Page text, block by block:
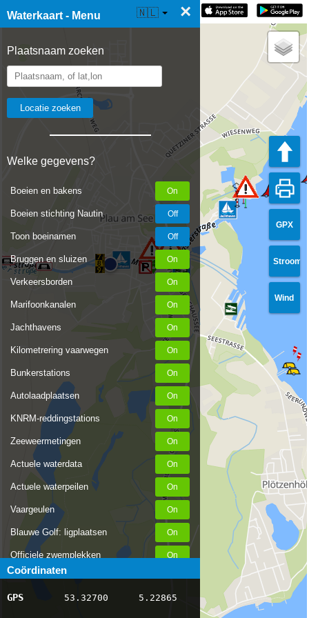
Waterkaart - Menu ×
Plaatsnaam zoeken
Welke gegevens?
Boeien en bakens
Boeien stichting Nautin
Toon boeinamen
Bruggen en sluizen
Verkeersborden
Marifoonkanalen
Jachthavens
Kilometrering vaarwegen
Bunkerstations
Autolaadplaatsen
KNRM-reddingstations
Zeeweermetingen
Actuele waterdata
Actuele waterpeilen
Vaargeulen
Blauwe Golf: ligplaatsen
Officiele zwemplekken
Stremmingen/hinder
AIS scheepsposities
Coördinaten
GPS 53.32700 5.22865
☰ Waterkaart Live 🇳🇱
GPX
Stroom
Wind